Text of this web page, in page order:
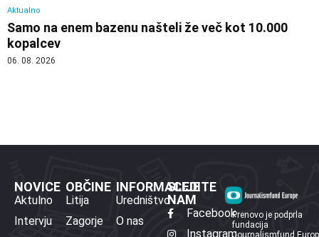
Aktualno
Samo na enem bazenu našteli že več kot 10.000
kopalcev
06. 08. 2026
NOVICE
Aktulno
Intervju
OBČINE
Litija
Zagorje
INFORMACIJE
Uredništvo
O nas
SLEDITE
NAM
Facebook
Instagram
Prenovo je podprla
fundacija
Journalismfund